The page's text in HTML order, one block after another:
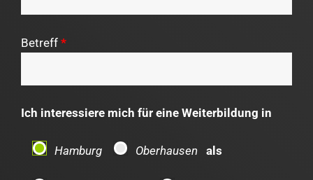
Betreff *
Ich interessiere mich für eine Weiterbildung in
Hamburg Oberhausen als